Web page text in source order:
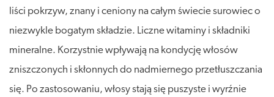
liści pokrzyw, znany i ceniony na całym świecie surowiec o
niezwykle bogatym składzie. Liczne witaminy i składniki
mineralne. Korzystnie wpływają na kondycję włosów
zniszczonych i skłonnych do nadmiernego przetłuszczania
się. Po zastosowaniu, włosy stają się puszyste i wyrźnie